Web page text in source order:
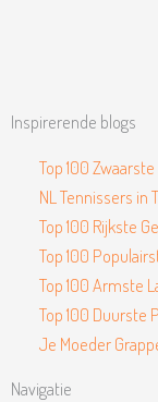
Inspirerende blogs
Top 100
NL Tennissers in
Top 100 Rijkste
Top 100
Top 100 Armste
Top 100 Duurste
Je Moeder
Navigatie